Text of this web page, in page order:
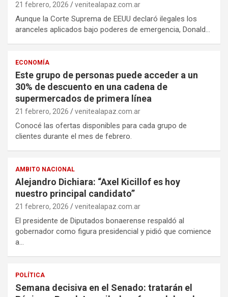
21 febrero, 2026 venitealapaz.com.ar
Aunque la Corte Suprema de EEUU declaró ilegales los
aranceles aplicados bajo poderes de emergencia, Donald…
ECONOMÍA
Este grupo de personas puede acceder a un
30% de descuento en una cadena de
supermercados de primera línea
21 febrero, 2026 venitealapaz.com.ar
Conocé las ofertas disponibles para cada grupo de
clientes durante el mes de febrero.
AMBITO NACIONAL
Alejandro Dichiara: “Axel Kicillof es hoy
nuestro principal candidato”
21 febrero, 2026 venitealapaz.com.ar
El presidente de Diputados bonaerense respaldó al
gobernador como figura presidencial y pidió que comience
a…
POLÍTICA
Semana decisiva en el Senado: tratarán el